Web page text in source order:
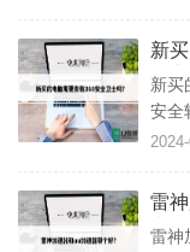
新
的
新买
安全
雷
和
雷神